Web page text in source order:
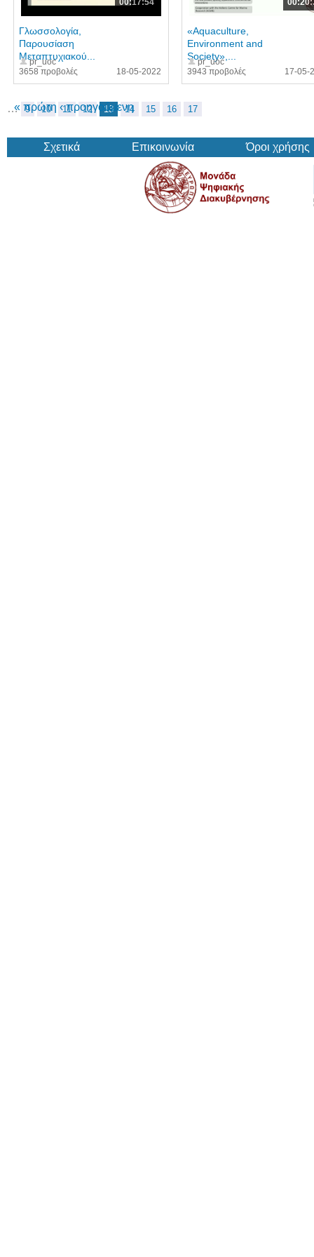
00:17:54
3658 προβολές
Γλωσσολογία,
Παρουσίαση
Μεταπτυχιακού...
pr_uoc
18-05-2022
3943 προβολές
«Aquaculture,
Environment and
Society»,...
pr_uoc
17-05-
« πρώτη ‹ προηγούμενη
… 9 10 11 12 13 14 15 16 17
Σχετικά Επικοινωνία Όροι χρήσης